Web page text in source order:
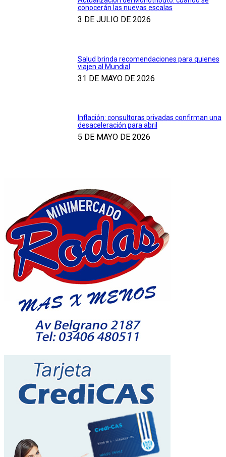
conocerán las nuevas escalas
3 DE JULIO DE 2026
Salud brinda recomendaciones para quienes
viajen al Mundial
31 DE MAYO DE 2026
Inflación: consultoras privadas confirman una
desaceleración para abril
5 DE MAYO DE 2026